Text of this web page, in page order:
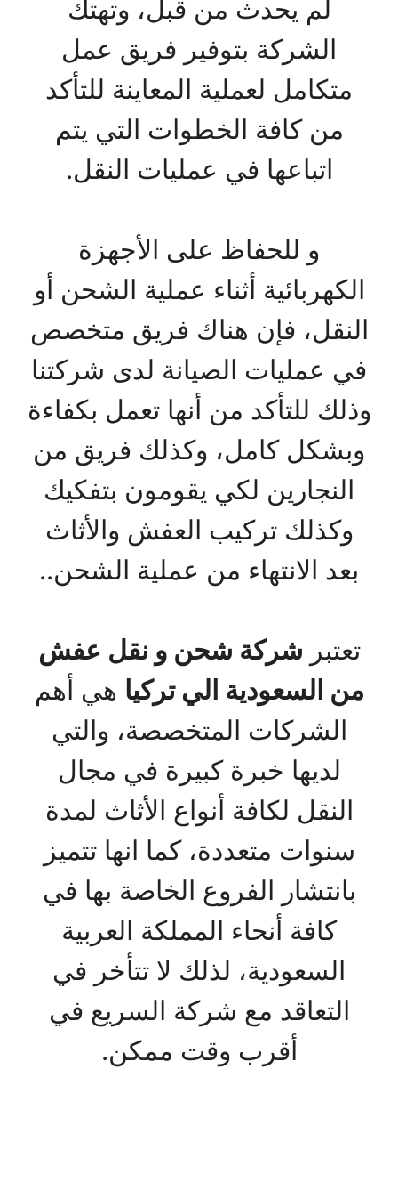
لم يحدث من قبل، وتهتك
الشركة بتوفير فريق عمل
متكامل لعملية المعاينة للتأكد
من كافة الخطوات التي يتم
اتباعها في عمليات النقل.
و للحفاظ على الأجهزة
الكهربائية أثناء عملية الشحن أو
النقل، فإن هناك فريق متخصص
في عمليات الصيانة لدى شركتنا
وذلك للتأكد من أنها تعمل بكفاءة
وبشكل كامل، وكذلك فريق من
النجارين لكي يقومون بتفكيك
وكذلك تركيب العفش والأثاث
بعد الانتهاء من عملية الشحن..
تعتبر شركة شحن و نقل عفش
من السعودية الي تركيا هي أهم
الشركات المتخصصة، والتي
لديها خبرة كبيرة في مجال
النقل لكافة أنواع الأثاث لمدة
سنوات متعددة، كما انها تتميز
بانتشار الفروع الخاصة بها في
كافة أنحاء المملكة العربية
السعودية، لذلك لا تتأخر في
التعاقد مع شركة السريع في
أقرب وقت ممكن.